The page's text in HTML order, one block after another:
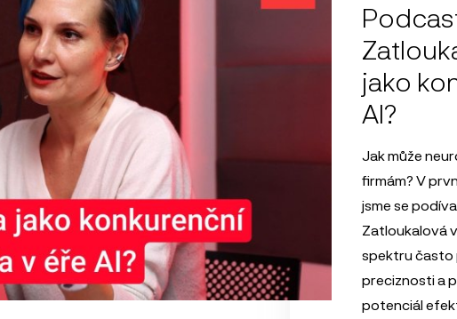
jako
AI?
Jak může
firmám? V
jsme se
Zatloukalová
spektru často
preciznosti a
potenciál